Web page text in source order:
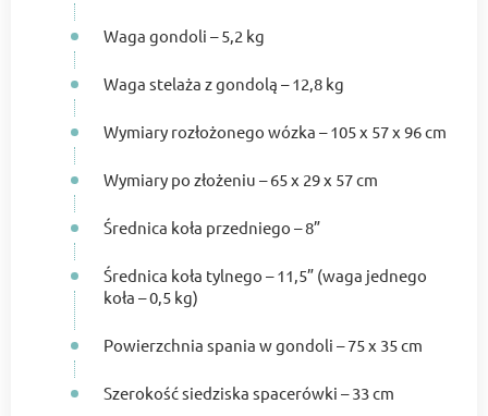
Waga gondoli – 5,2 kg
Waga stelaża z gondolą – 12,8 kg
Wymiary rozłożonego wózka – 105 x 57 x 96 cm
Wymiary po złożeniu – 65 x 29 x 57 cm
Średnica koła przedniego – 8”
Średnica koła tylnego – 11,5” (waga jednego
koła – 0,5 kg)
Powierzchnia spania w gondoli – 75 x 35 cm
Szerokość siedziska spacerówki – 33 cm